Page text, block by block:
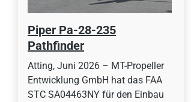
Piper Pa-28-235
Pathfinder
Atting, Juni 2026 – MT-Propeller
Entwicklung GmbH hat das FAA
STC SA04463NY für den Einbau